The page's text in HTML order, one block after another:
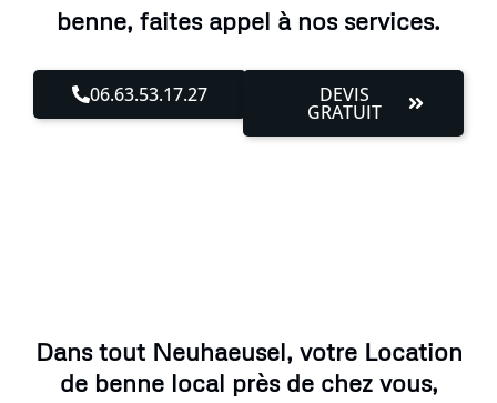
benne, faites appel à nos services.
06.63.53.17.27 DEVIS
GRATUIT
Dans tout Neuhaeusel, votre Location
de benne local près de chez vous,